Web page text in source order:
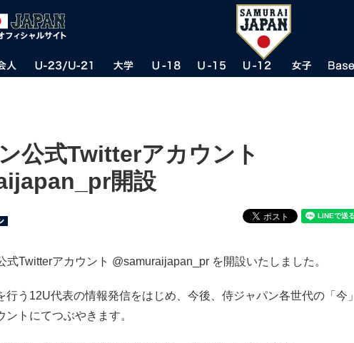
公式Twitterアカウント
開設
式Twitterアカウント @samuraijapan_pr を開設いたしました。
行う12U代表の情報発信をはじめ、今後、侍ジャパン各世代の「今」
ントにてつぶやきます。